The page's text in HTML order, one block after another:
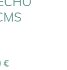
€